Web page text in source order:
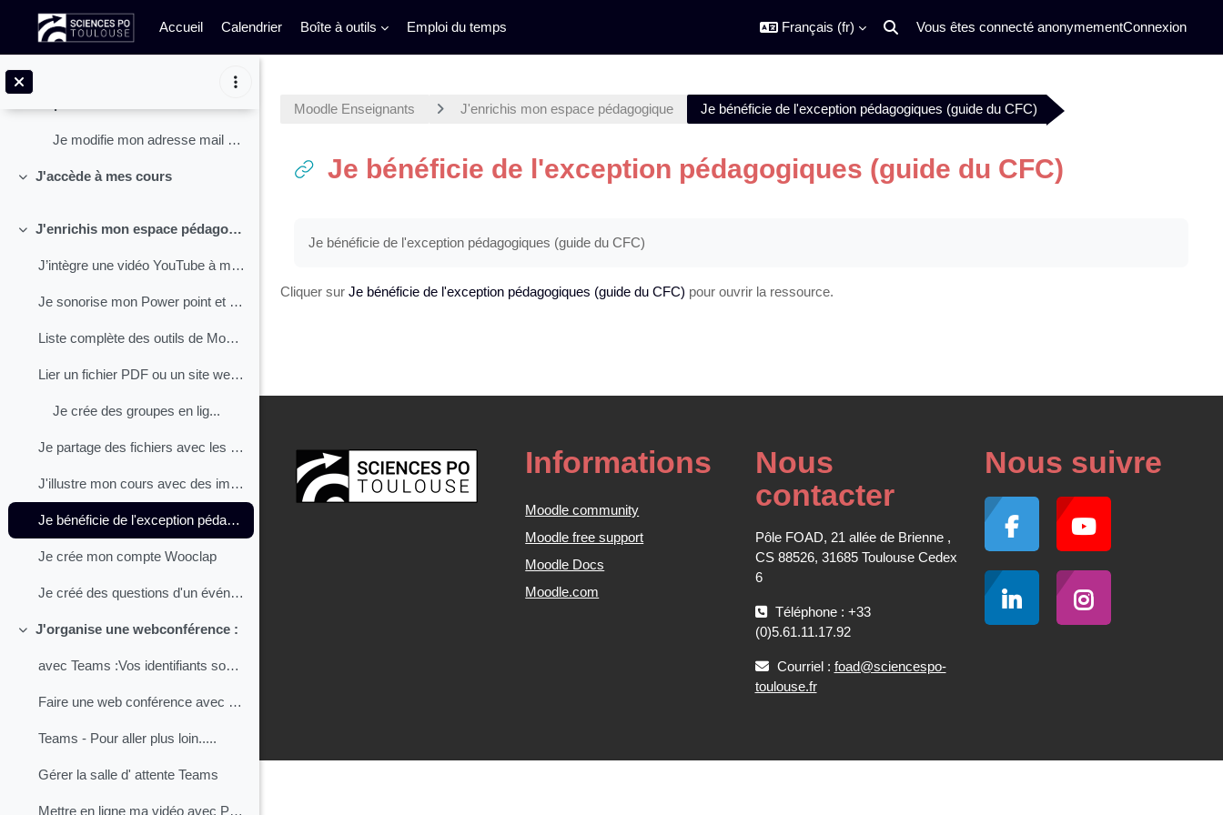
Accueil Calendrier Boîte à outils Emploi du temps Français ‎(fr)‎
Activer/désactiver la saisie de recherche
Vous êtes connecté anonymementConnexion
Deux identifications Un seul mot de pa...
Replier
Je modifie mon adresse mail sur...
Replier
J'accède à mes cours
Replier
J'enrichis mon espace pédagogique
J’intègre une vidéo YouTube à mon cours J'intègre ...
Je sonorise mon Power point et le transforme en vidéo
Liste complète des outils de Moodle
Lier un fichier PDF ou un site web dans Moodle
Je crée des groupes en lig...
Je partage des fichiers avec les étudiants
J'illustre mon cours avec des images libres de droit.
Je bénéficie de l'exception pédagogiques (guide du CFC)
Je crée mon compte Wooclap
Je créé des questions d'un événement Wooclap
Replier
J'organise une webconférence :
avec Teams :Vos identifiants sont prenom.nom@scien...
Faire une web conférence avec Teams
Teams - Pour aller plus loin.....
Gérer la salle d' attente Teams
Mettre en ligne ma vidéo avec PRISMES
Moodle Enseignants J'enrichis mon espace pédagogique Je bénéficie de l'exception pédagogiques (guide du CFC)
Je bénéficie de l'exception pédagogiques (guide du CFC)
Je bénéficie de l'exception pédagogiques (guide du CFC)
Cliquer sur Je bénéficie de l'exception pédagogiques (guide du CFC) pour ouvrir la ressource.
Informations
Moodle community
Moodle free support
Moodle Docs
Moodle.com
Nous
contacter
Pôle FOAD, 21 allée de Brienne ,
CS 88526, 31685 Toulouse Cedex
6
Téléphone : +33
(0)5.61.11.17.92
Courriel : foad@sciencespo-
toulouse.fr
Nous suivre